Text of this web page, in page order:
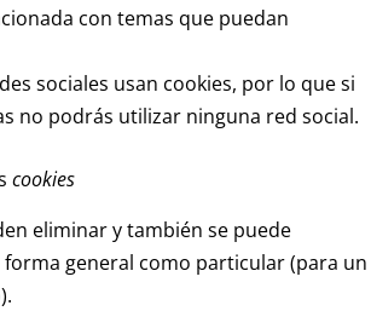
con temas que puedan
sociales usan cookies, por lo que si
no podrás utilizar ninguna red social.
cookies
eliminar y también se puede
general como particular (para un